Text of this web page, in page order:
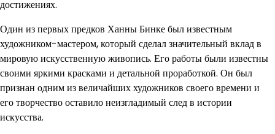
достижениях.
Один из первых предков Ханны Бинке был известным
художником-мастером, который сделал значительный вклад в
мировую искусственную живопись. Его работы были известны
своими яркими красками и детальной проработкой. Он был
признан одним из величайших художников своего времени и
его творчество оставило неизгладимый след в истории
искусства.